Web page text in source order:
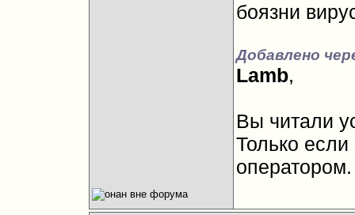
боязни
Добавлено
Lamb,
Вы читали
Только если